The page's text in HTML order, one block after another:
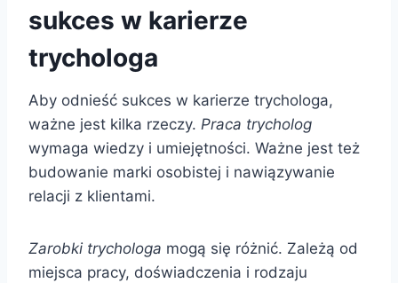
sukces w karierze
trychologa
Aby odnieść sukces w karierze trychologa,
ważne jest kilka rzeczy. Praca trycholog
wymaga wiedzy i umiejętności. Ważne jest też
budowanie marki osobistej i nawiązywanie
relacji z klientami.
Zarobki trychologa mogą się różnić. Zależą od
miejsca pracy, doświadczenia i rodzaju